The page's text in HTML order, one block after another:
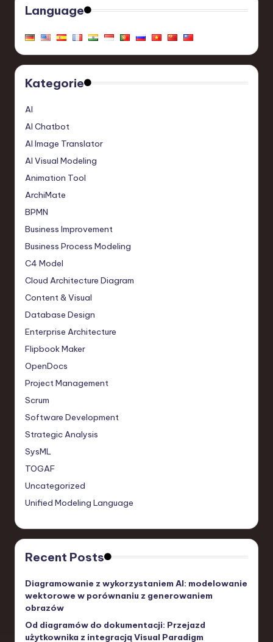
Language
Kategorie
AI
AI Chatbot
AI Image Translator
AI Visual Modeling
Animation Tool
ArchiMate
BPMN
Business Improvement
Business Process Modeling
C4 Model
Cloud Architecture Diagram
Content & Visual
Database Design
Enterprise Architecture
Flipbook Maker
OpenDocs
Project Management
Scrum
Software Development
Strategic Analysis
SysML
TOGAF
Uncategorized
Unified Modeling Language
Recent Posts
Diagramowanie z wykorzystaniem AI: modelowanie
wektorowe w porównaniu z generowaniem
obrazów
Od diagramów do dokumentacji: Przejazd
użytkownika z integracją Visual Paradigm